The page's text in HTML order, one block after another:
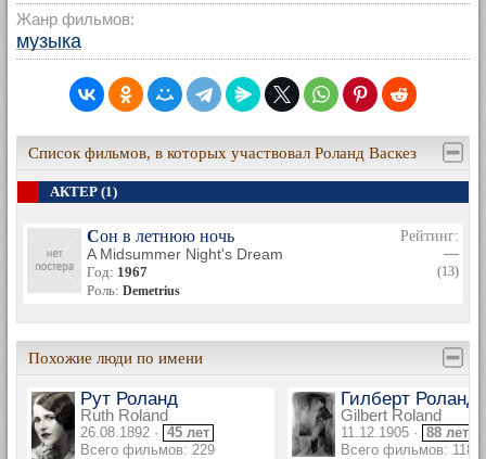
Жанр фильмов:
музыка
Список фильмов, в которых участвовал Роланд Васкез
АКТЕР (1)
Сон в летнюю ночь
A Midsummer Night's Dream
Год: 1967
Роль: Demetrius
Рейтинг:
—
(13)
Похожие люди по имени
Рут Роланд
Ruth Roland
26.08.1892 · 45 лет
Всего фильмов: 229
Гилберт Роланд
Gilbert Roland
11.12.1905 · 88 лет
Всего фильмов: 118